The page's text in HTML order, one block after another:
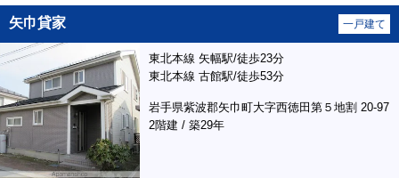
矢巾貸家 一戸建て
東北本線 矢幅駅/徒歩23分
東北本線 古館駅/徒歩53分
岩手県紫波郡矢巾町大字西徳田第５地割 20-97
2階建 / 築29年